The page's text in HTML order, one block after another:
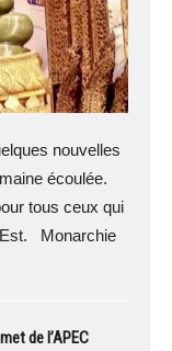
nouvelles
écoulée.
tous ceux qui
Est. Monarchie
de l’APEC